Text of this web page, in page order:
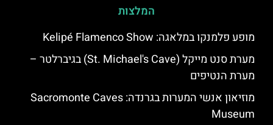
המלצות
מופע פלמנקו במלאגה: Kelipé Flamenco Show
מערת סנט מייקל (St. Michael's Cave) בגיברלטר –
מערת הנטיפים
מוזיאון אנשי המערות בגרנדה: Sacromonte Caves
Museum